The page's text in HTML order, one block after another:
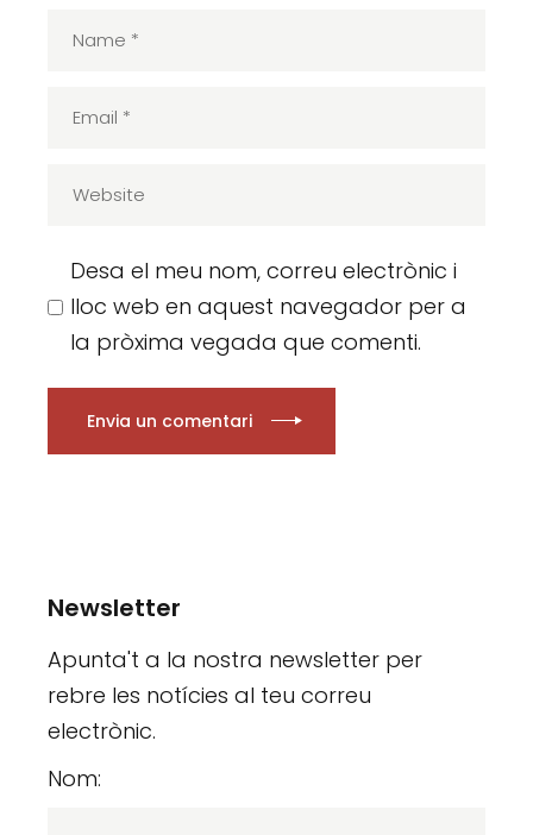
Desa el meu nom, correu electrònic i
lloc web en aquest navegador per a
la pròxima vegada que comenti.
Envia un comentari
Newsletter
Apunta't a la nostra newsletter per
rebre les notícies al teu correu
electrònic.
Nom: